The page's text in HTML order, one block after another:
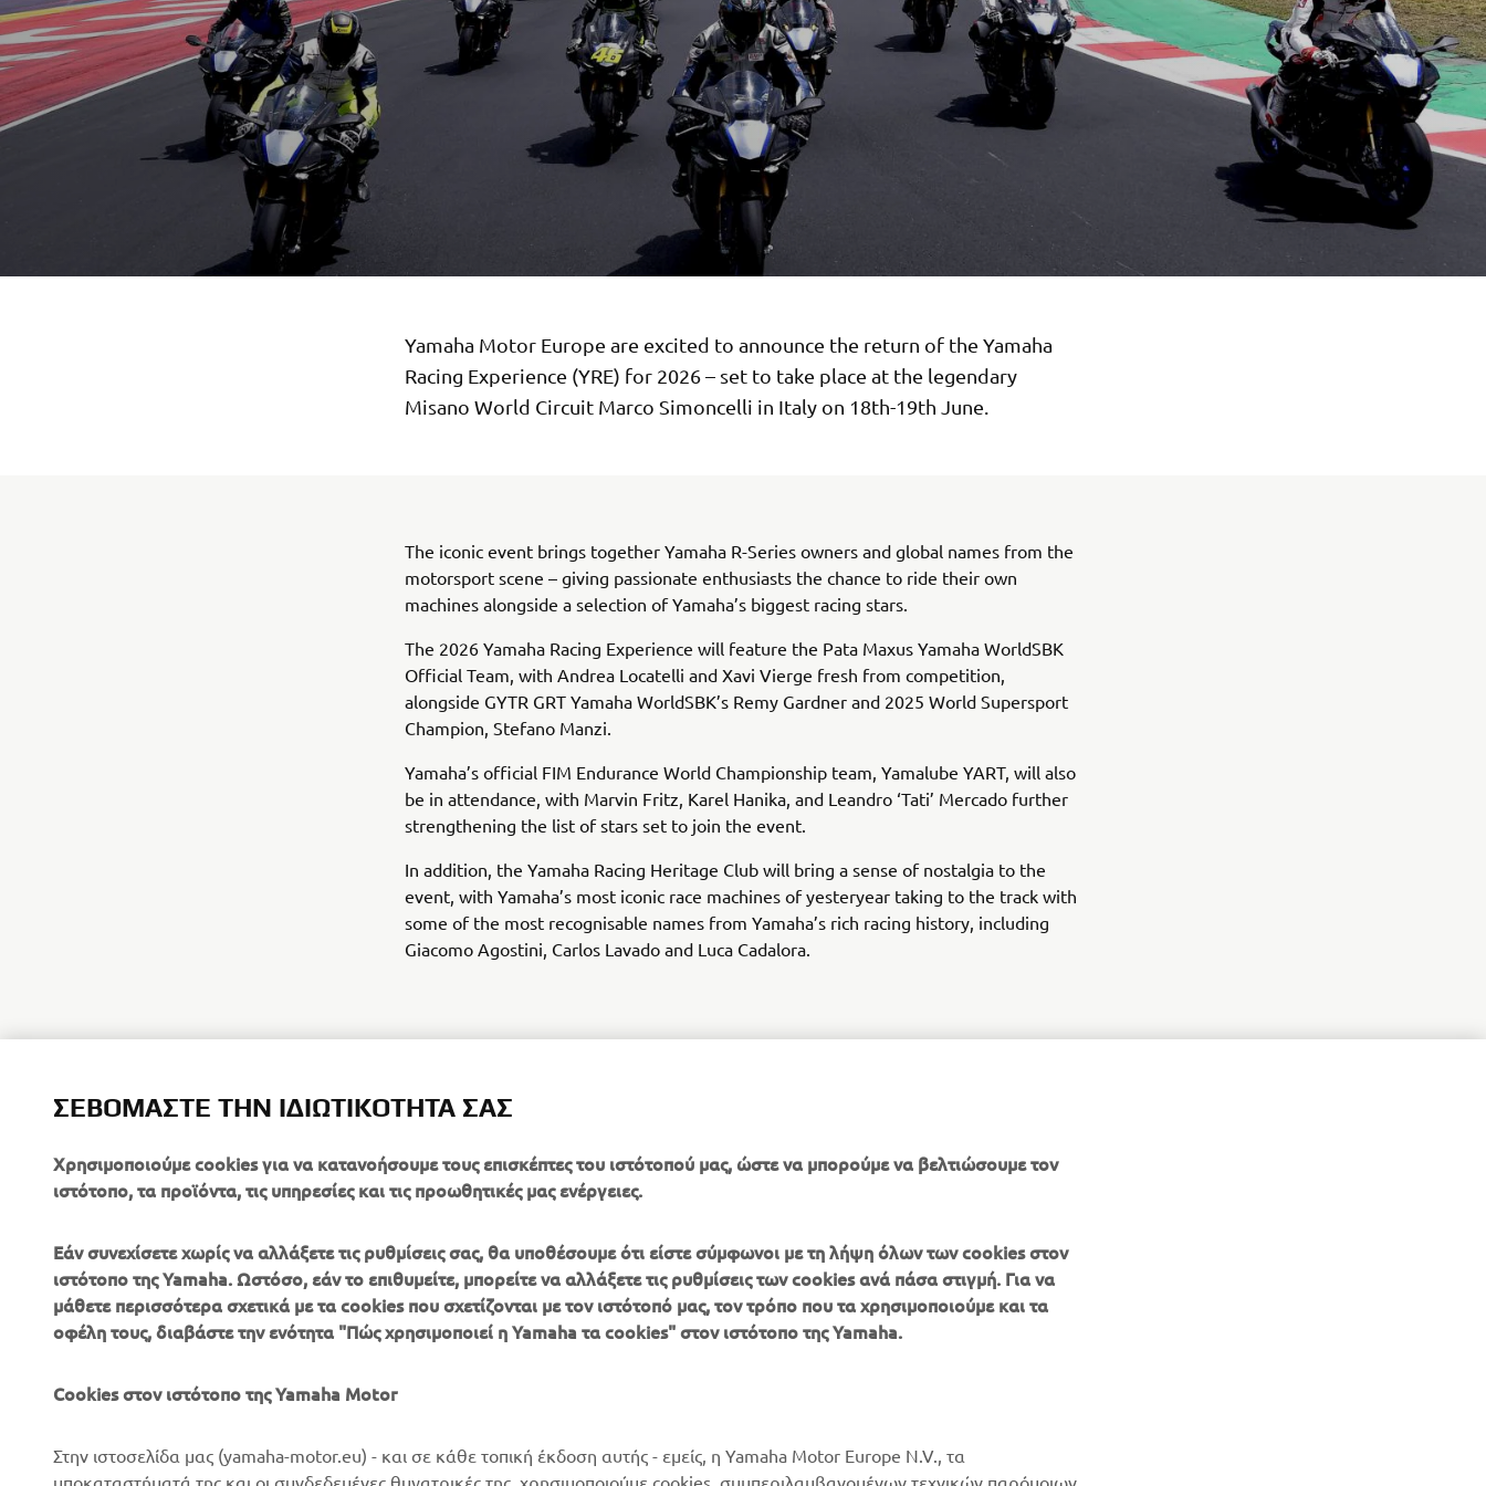
Yamaha Motor Europe are excited to announce the return of the Yamaha
Racing Experience (YRE) for 2026 – set to take place at the legendary
Misano World Circuit Marco Simoncelli in Italy on 18th-19th June.
The iconic event brings together Yamaha R-Series owners and global names from the
motorsport scene – giving passionate enthusiasts the chance to ride their own
machines alongside a selection of Yamaha’s biggest racing stars.
The 2026 Yamaha Racing Experience will feature the Pata Maxus Yamaha WorldSBK
Official Team, with Andrea Locatelli and Xavi Vierge fresh from competition,
alongside GYTR GRT Yamaha WorldSBK’s Remy Gardner and 2025 World Supersport
Champion, Stefano Manzi.
Yamaha’s official FIM Endurance World Championship team, Yamalube YART, will also
be in attendance, with Marvin Fritz, Karel Hanika, and Leandro ‘Tati’ Mercado further
strengthening the list of stars set to join the event.
In addition, the Yamaha Racing Heritage Club will bring a sense of nostalgia to the
event, with Yamaha’s most iconic race machines of yesteryear taking to the track with
some of the most recognisable names from Yamaha’s rich racing history, including
Giacomo Agostini, Carlos Lavado and Luca Cadalora.
ΕΤΑΙΡΕΊΑ
Νέα
B2B
Αρχές
Γήπεδα γκολφ
ΠΕΡΙΣΣΌΤΕΡΑ
YAMAHA
Yamaha Racing
SUPPORT ΕΝΗΜΕΡΩΤΙΚΟ ΔΕΛΤΙΟ
ΣΕΒΌΜΑΣΤΕ ΤΗΝ ΙΔΙΩΤΙΚΌΤΗΤΆ ΣΑΣ
Χρησιμοποιούμε cookies για να κατανοήσουμε τους επισκέπτες του ιστότοπού μας, ώστε να μπορούμε να βελτιώσουμε τον
ιστότοπο, τα προϊόντα, τις υπηρεσίες και τις προωθητικές μας ενέργειες.
Εάν συνεχίσετε χωρίς να αλλάξετε τις ρυθμίσεις σας, θα υποθέσουμε ότι είστε σύμφωνοι με τη λήψη όλων των cookies στον
ιστότοπο της Yamaha. Ωστόσο, εάν το επιθυμείτε, μπορείτε να αλλάξετε τις ρυθμίσεις των cookies ανά πάσα στιγμή. Για να
μάθετε περισσότερα σχετικά με τα cookies που σχετίζονται με τον ιστότοπό μας, τον τρόπο που τα χρησιμοποιούμε και τα
οφέλη τους, διαβάστε την ενότητα "Πώς χρησιμοποιεί η Yamaha τα cookies" στον ιστότοπο της Yamaha.
Cookies στον ιστότοπο της Yamaha Motor
Στην ιστοσελίδα μας (yamaha-motor.eu) - και σε κάθε τοπική έκδοση αυτής - εμείς, η Yamaha Motor Europe N.V., τα
υποκαταστήματά της και οι συνδεδεμένες θυγατρικές της, χρησιμοποιούμε cookies, συμπεριλαμβανομένων τεχνικών παρόμοιων